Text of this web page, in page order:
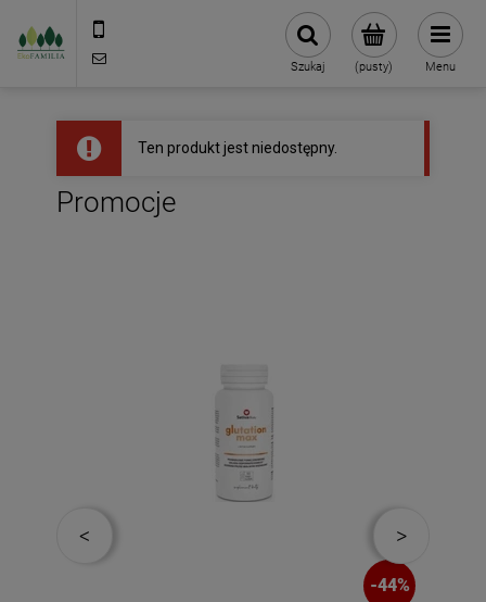
(pusty)
Szukaj Menu
Ten produkt jest niedostępny.
Promocje
-44%